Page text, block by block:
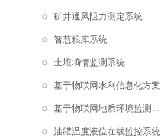
矿井通风阻力测定系统
智慧粮库系统
土壤墒情监测系统
基于物联网水利信息化方案
基于物联网地质环境监测预警方案
油罐温度液位在线监控系统